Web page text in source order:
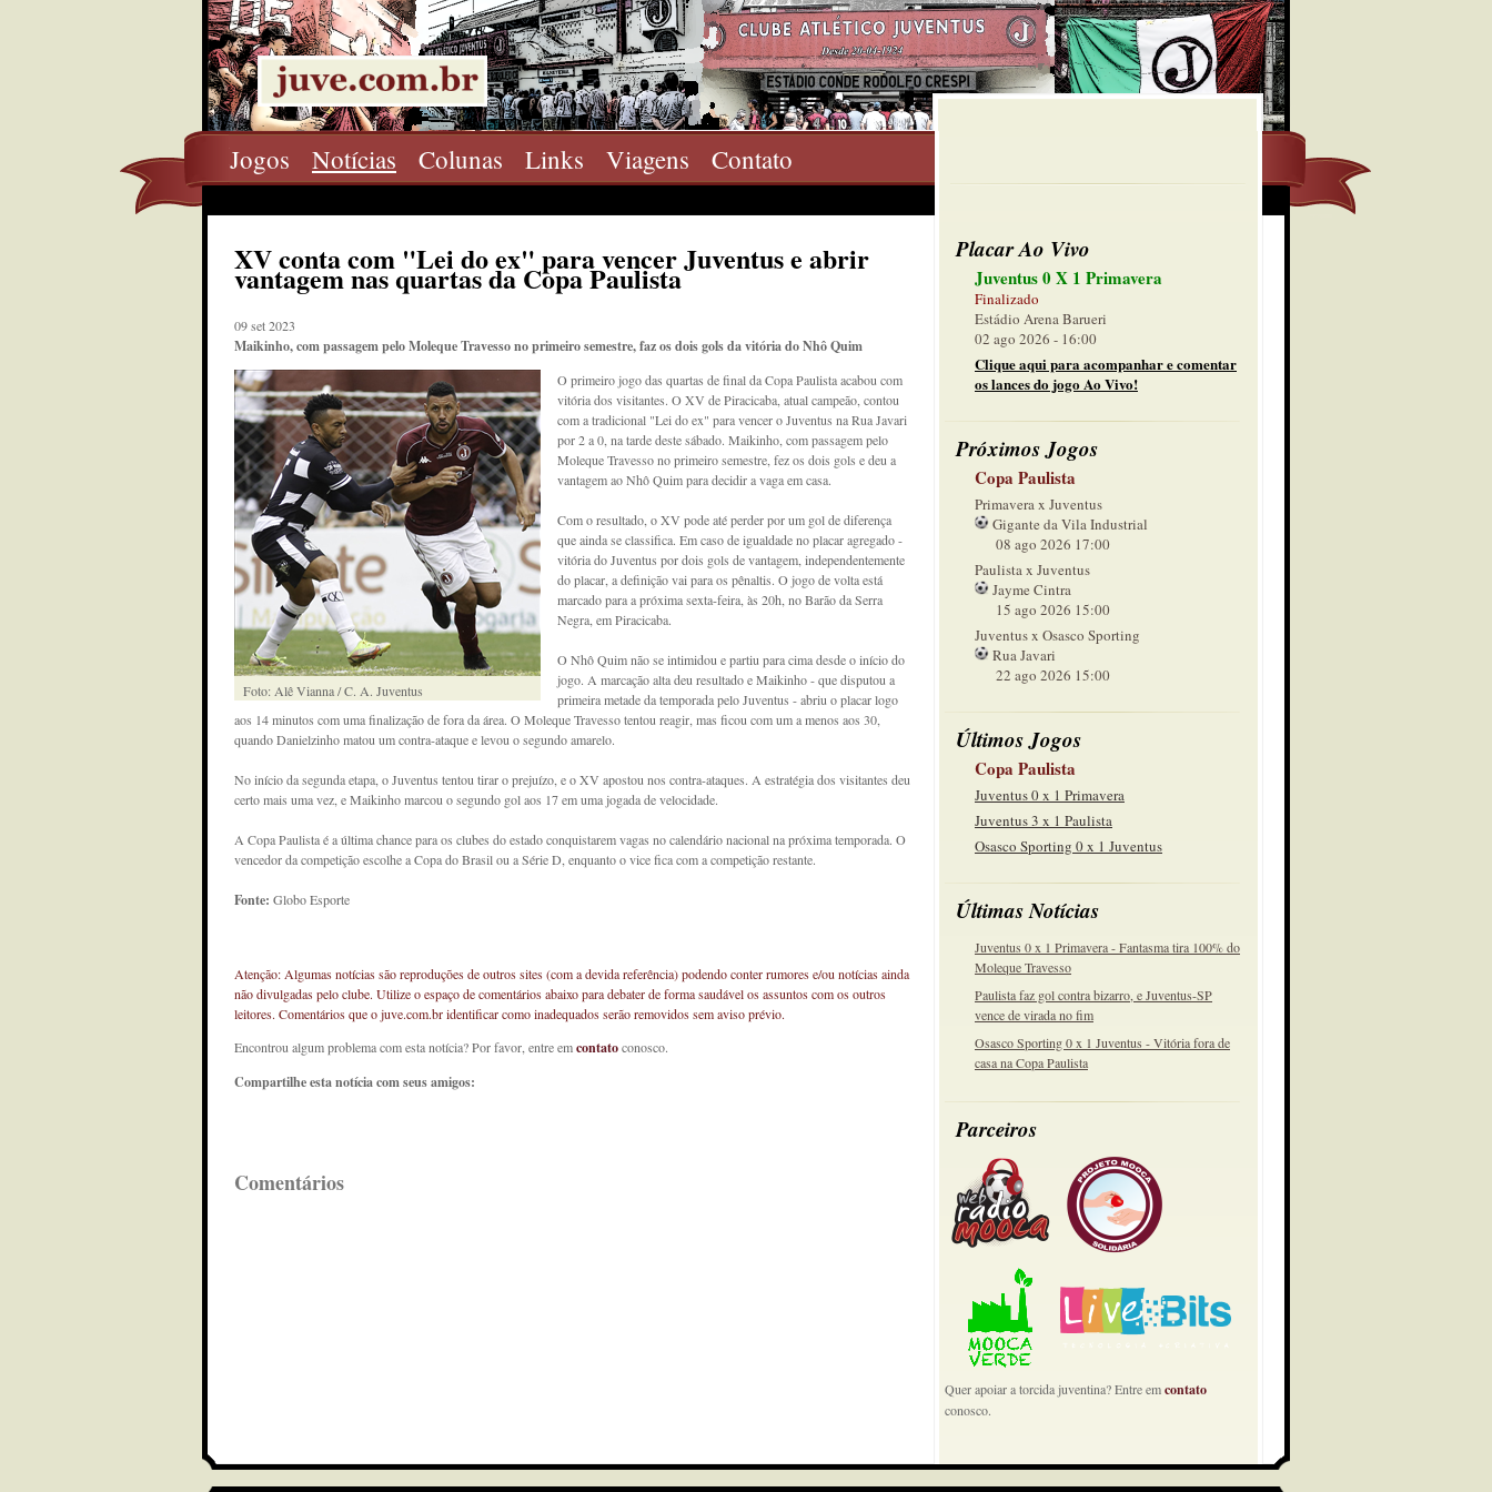
Jogos Notícias Colunas Links Viagens Contato
Placar Ao Vivo
Juventus 0 X 1 Primavera
Finalizado
Estádio Arena Barueri
02 ago 2026 - 16:00
Clique aqui para acompanhar e comentar
os lances do jogo Ao Vivo!
Próximos Jogos
Copa Paulista
Primavera x Juventus
Gigante da Vila Industrial
08 ago 2026 17:00
Paulista x Juventus
Jayme Cintra
15 ago 2026 15:00
Juventus x Osasco Sporting
Rua Javari
22 ago 2026 15:00
Últimos Jogos
Copa Paulista
Juventus 0 x 1 Primavera
Juventus 3 x 1 Paulista
Osasco Sporting 0 x 1 Juventus
Últimas Notícias
Juventus 0 x 1 Primavera - Fantasma tira 100% do
Moleque Travesso
Paulista faz gol contra bizarro, e Juventus-SP
vence de virada no fim
Osasco Sporting 0 x 1 Juventus - Vitória fora de
casa na Copa Paulista
Parceiros
Quer apoiar a torcida juventina? Entre emcontato
conosco.
XV conta com "Lei do ex" para vencer Juventus e abrir
vantagem nas quartas da Copa Paulista
09 set 2023
Maikinho, com passagem pelo Moleque Travesso no primeiro semestre, faz os dois gols da vitória do Nhô Quim
Foto: Alê Vianna / C. A. Juventus
O primeiro jogo das quartas de final da Copa Paulista acabou com
vitória dos visitantes. O XV de Piracicaba, atual campeão, contou
com a tradicional "Lei do ex" para vencer o Juventus na Rua Javari
por 2 a 0, na tarde deste sábado. Maikinho, com passagem pelo
Moleque Travesso no primeiro semestre, fez os dois gols e deu a
vantagem ao Nhô Quim para decidir a vaga em casa.
Com o resultado, o XV pode até perder por um gol de diferença
que ainda se classifica. Em caso de igualdade no placar agregado -
vitória do Juventus por dois gols de vantagem, independentemente
do placar, a definição vai para os pênaltis. O jogo de volta está
marcado para a próxima sexta-feira, às 20h, no Barão da Serra
Negra, em Piracicaba.
O Nhô Quim não se intimidou e partiu para cima desde o início do
jogo. A marcação alta deu resultado e Maikinho - que disputou a
primeira metade da temporada pelo Juventus - abriu o placar logo
aos 14 minutos com uma finalização de fora da área. O Moleque Travesso tentou reagir, mas ficou com um a menos aos 30,
quando Danielzinho matou um contra-ataque e levou o segundo amarelo.
No início da segunda etapa, o Juventus tentou tirar o prejuízo, e o XV apostou nos contra-ataques. A estratégia dos visitantes deu
certo mais uma vez, e Maikinho marcou o segundo gol aos 17 em uma jogada de velocidade.
A Copa Paulista é a última chance para os clubes do estado conquistarem vagas no calendário nacional na próxima temporada. O
vencedor da competição escolhe a Copa do Brasil ou a Série D, enquanto o vice fica com a competição restante.
Fonte: Globo Esporte
Atenção: Algumas notícias são reproduções de outros sites (com a devida referência) podendo conter rumores e/ou notícias ainda
não divulgadas pelo clube. Utilize o espaço de comentários abaixo para debater de forma saudável os assuntos com os outros
leitores. Comentários que o juve.com.br identificar como inadequados serão removidos sem aviso prévio.
Encontrou algum problema com esta notícia? Por favor, entre emcontatoconosco.
Compartilhe esta notícia com seus amigos:
Comentários